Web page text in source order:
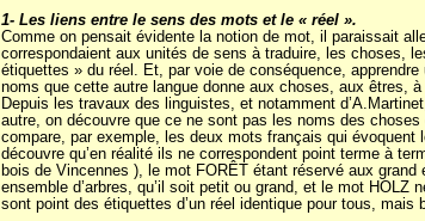
1- Les liens entre le sens des mots et le « réel ».
Comme on pensait évidente la notion de mot, il paraissait
correspondaient aux unités de sens à traduire, les choses,
étiquettes » du réel. Et, par voie de conséquence,
noms que cette autre langue donne aux choses, aux êtres,
Depuis les travaux des linguistes, et notamment
autre, on découvre que ce ne sont pas les noms des
compare, par exemple, les deux mots français qui
découvre qu’en réalité ils ne correspondent point terme à
bois de Vincennes ), le mot FORÊT étant réservé aux grand
ensemble d’arbres, qu’il soit petit ou grand, et le mot
sont point des étiquettes d’un réel identique pour tous, mais